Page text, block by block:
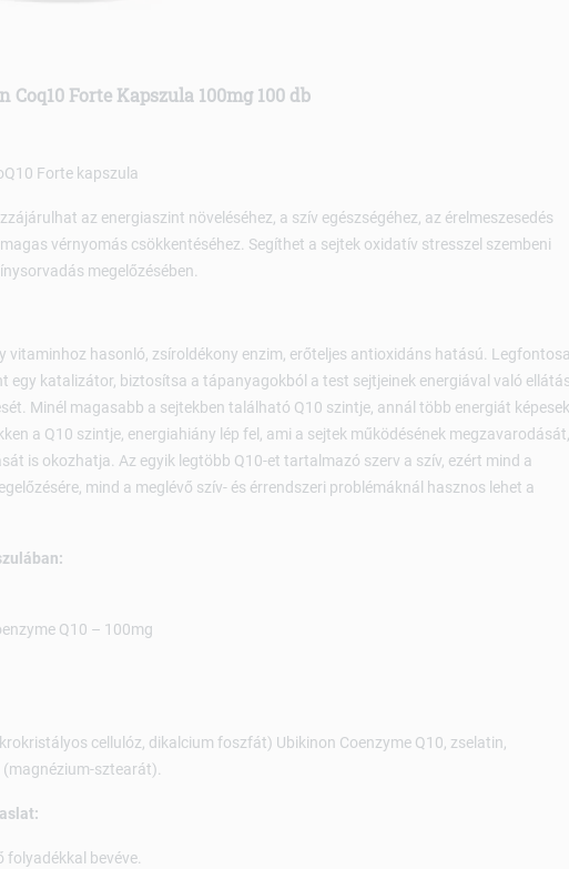
Forte Kapszula 100mg 100 db
Forte kapszula
az energiaszint növeléséhez, a szív egészségéhez, az érelmeszesedés
vérnyomás csökkentéséhez. Segíthet a sejtek oxidatív stresszel szembeni
megelőzésében.
vitaminhoz hasonló, zsíroldékony enzim, erőteljes antioxidáns hatású.
egy katalizátor, biztosítsa a tápanyagokból a test sejtjeinek energiával való
Minél magasabb a sejtekben található Q10 szintje, annál több energiát képesek
a Q10 szintje, energiahiány lép fel, ami a sejtek működésének megzavarodását,
is okozhatja. Az egyik legtöbb Q10-et tartalmazó szerv a szív, ezért mind a
mind a meglévő szív- és érrendszeri problémáknál hasznos lehet a
Q10 – 100mg
cellulóz, dikalcium foszfát) Ubikinon Coenzyme Q10, zselatin,
sztearát).
folyadékkal bevéve.